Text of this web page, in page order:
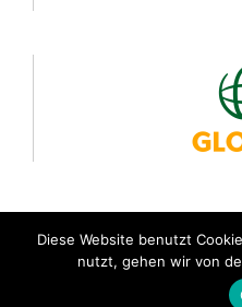
© 24 Stunden von Rheinland-
Diese Website benutzt
nutzt, gehen wir von